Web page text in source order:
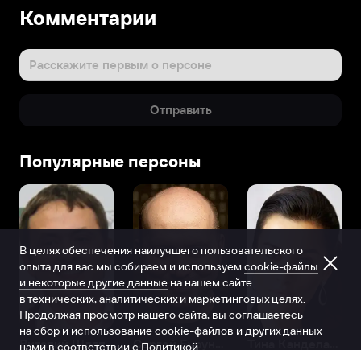
Комментарии
Расскажите первым о персоне
Отправить
Популярные персоны
Виталий Шляппо
В целях обеспечения наилучшего пользовательского
опыта для вас мы собираем и используем cookie-файлы
и некоторые другие данные на нашем сайте
в технических, аналитических и маркетинговых целях.
Продолжая просмотр нашего сайта, вы соглашаетесь
на сбор и использование cookie-файлов и других данных
нами в соответствии с Политикой